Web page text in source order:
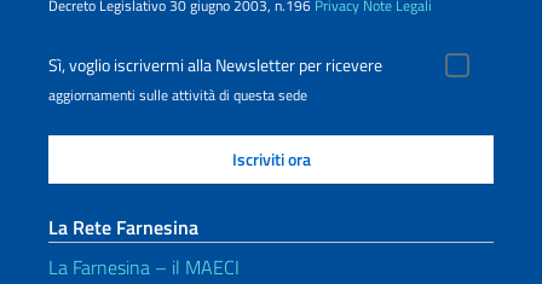
Decreto Legislativo 30 giugno 2003, n.196 Privacy Note Legali
Sì, voglio iscrivermi alla Newsletter per ricevere
aggiornamenti sulle attività di questa sede
La Rete Farnesina
La Farnesina – il MAECI